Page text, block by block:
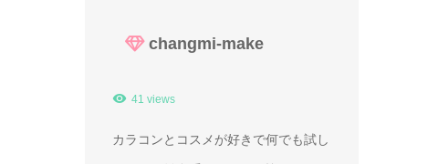
changmi-make
41 views
カラコンとコスメが好きで何でも試し